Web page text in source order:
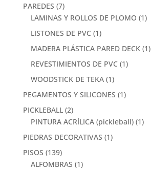
PAREDES (7)
LAMINAS Y ROLLOS DE PLOMO (1)
LISTONES DE PVC (1)
MADERA PLÁSTICA PARED DECK (1)
REVESTIMIENTOS DE PVC (1)
WOODSTICK DE TEKA (1)
PEGAMENTOS Y SILICONES (1)
PICKLEBALL (2)
PINTURA ACRÍLICA (pickleball) (1)
PIEDRAS DECORATIVAS (1)
PISOS (139)
ALFOMBRAS (1)